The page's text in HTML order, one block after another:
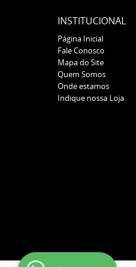
INSTITUCIONAL
Página Inicial
Fale Conosco
Mapa do Site
Quem Somos
Onde estamos
Indique nossa Loja